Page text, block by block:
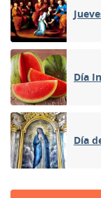
Día
Día